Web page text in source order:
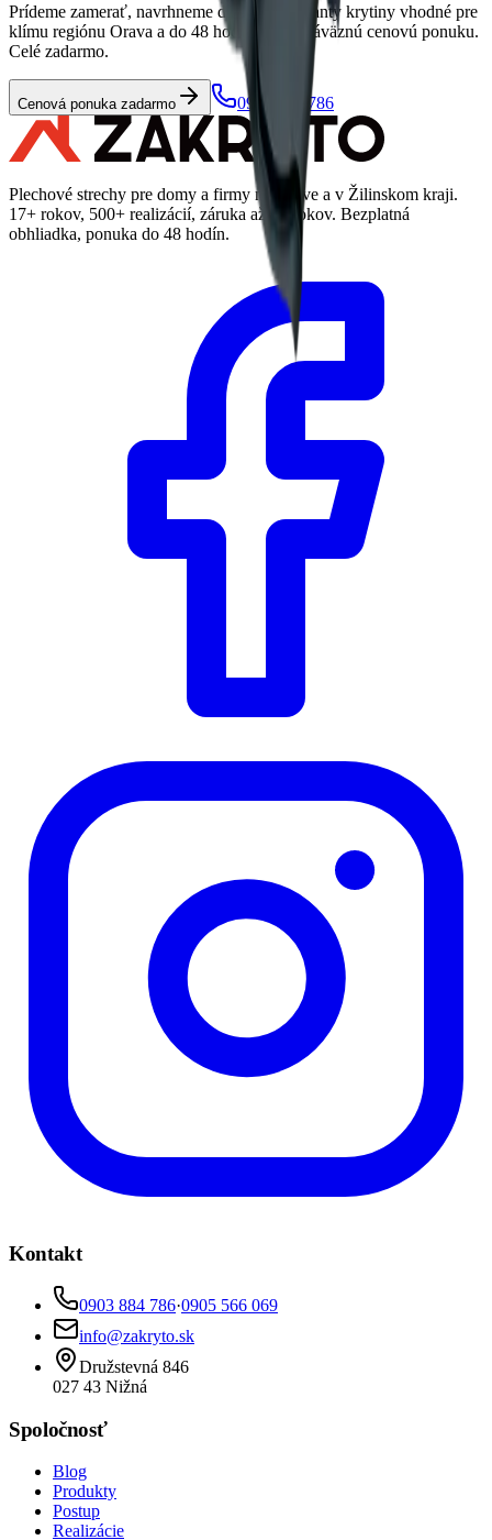
Prídeme zamerať, navrhneme dva až tri varianty krytiny vhodné pre
klímu regiónu Orava a do 48 hodín máš nezáväznú cenovú ponuku.
Celé zadarmo.
Cenová ponuka zadarmo 0903 884 786
Plechové strechy pre domy a firmy na Orave a v Žilinskom kraji.
17+ rokov, 500+ realizácií, záruka až 50 rokov. Bezplatná
obhliadka, ponuka do 48 hodín.
Kontakt
0903 884 786·0905 566 069
info@zakryto.sk
Družstevná 846
027 43 Nižná
Spoločnosť
Blog
Produkty
Postup
Realizácie